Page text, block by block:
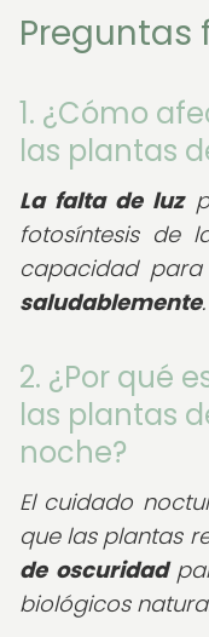
Preguntas
1. ¿Cómo
las plantas
La falta de luz
fotosíntesis de
capacidad
saludablemente.
2. ¿Por qué
las plantas
noche?
El cuidado
que las plantas
de oscuridad
biológicos